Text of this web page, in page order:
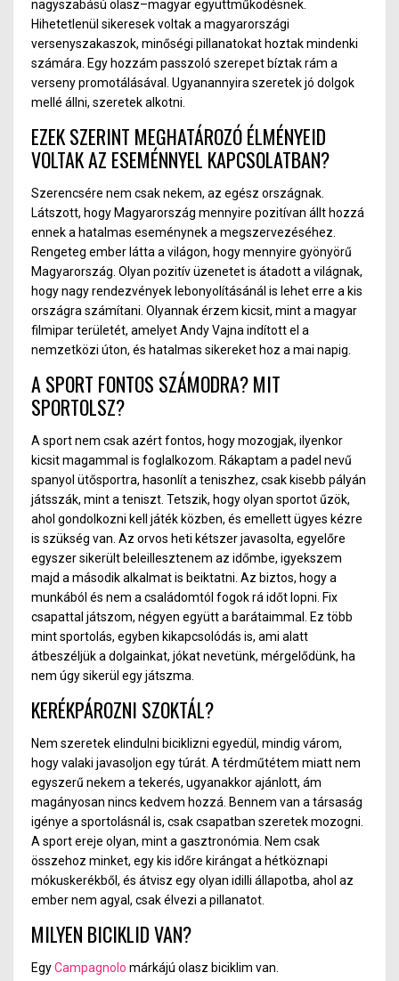
nagyszabású olasz–magyar együttműködésnek.
Hihetetlenül sikeresek voltak a magyarországi
versenyszakaszok, minőségi pillanatokat hoztakmindenki
számára. Egy hozzám passzoló szerepet bíztak rám a
verseny promotálásával. Ugyanannyira szeretek jó dolgok
mellé állni, szeretek alkotni.
EZEK SZERINT MEGHATÁROZÓ ÉLMÉNYEID
VOLTAK AZ ESEMÉNNYEL KAPCSOLATBAN?
Szerencsére nem csak nekem, az egész országnak.
Látszott, hogy Magyarország mennyire pozitívan állt hozzá
ennek a hatalmas eseménynek a megszervezéséhez.
Rengeteg ember látta a világon, hogy mennyire gyönyörű
Magyarország. Olyan pozitív üzenetet is átadott a világnak,
hogy nagy rendezvények lebonyolításánál is lehet erre a kis
országra számítani. Olyannak érzem kicsit, mint a magyar
filmipar területét, amelyet Andy Vajna indított el a
nemzetközi úton, és hatalmas sikereket hoz a mai napig.
A SPORT FONTOS SZÁMODRA? MIT
SPORTOLSZ?
A sport nem csak azért fontos, hogy mozogjak, ilyenkor
kicsit magammal is foglalkozom. Rákaptam a padel nevű
spanyol ütősportra, hasonlít a teniszhez, csak kisebb pályán
játsszák, mint a teniszt. Tetszik, hogy o lyan sportot űzök,
ahol gondolkozni kell játék közben, és emellett ügyes kézre
is szükség van. Az orvos heti kétszer javasolta, egyelőre
egyszer sikerült beleillesztenem az időmbe, igyekszem
majd a második alkalmat is beiktatni. Az biztos, hogy a
munkából és nem a családomtól fogok rá időt lopni. Fix
csapattal játszom, négyen együtt a barátaimmal. Ez több
mint sportolás, egyben kikapcsolódás is, ami alatt
átbeszéljük a dolgainkat, jókat nevetünk, mérgelődünk, ha
nem úgy sikerül egy játszma.
KERÉKPÁROZNI SZOKTÁL?
Nem szeretek elindulni biciklizni egyedül, mindig várom,
hogy valaki javasoljon egy túrát. A térdműtétem miatt nem
egyszerű nekem a tekerés, ugyanakkor ajánlott, ám
magányosan nincs kedvem hozzá. Bennem van a társaság
igénye a sportolásnál is, csak csapatban szeretek mozogni.
A sport ereje olyan, mint a gasztronómia. Nem csak
összehoz minket, egy kis időre kirángat a hétköznapi
mókuskerékből, és átvisz egy olyan idilli állapotba, ahol az
ember nem agyal, csak élvezi a pillanatot.
MILYEN BICIKLID VAN?
EgyCampagnolo márkájú o lasz biciklim van.